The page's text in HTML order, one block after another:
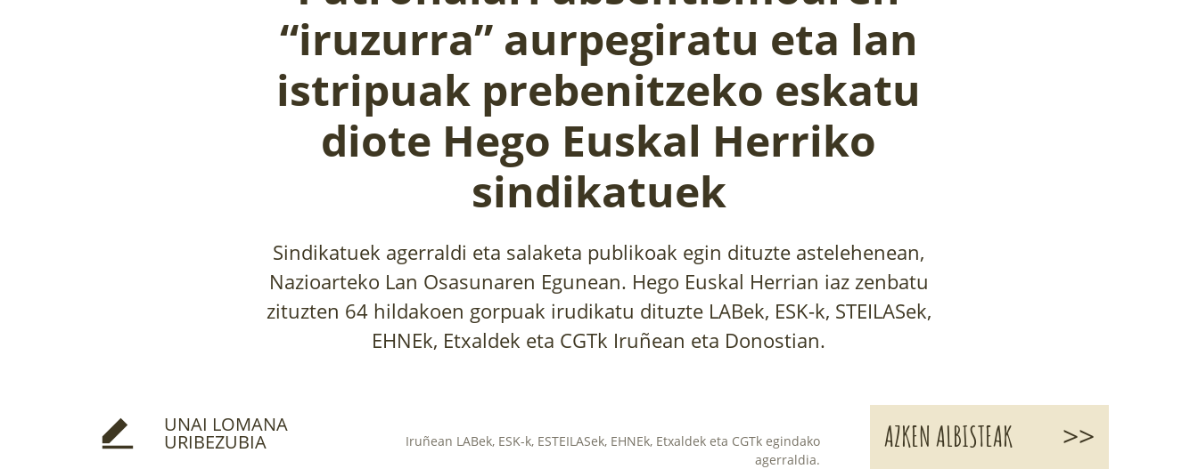
“iruzurra” aurpegiratu eta lan
istripuak prebenitzeko eskatu
diote Hego Euskal Herriko
sindikatuek
Sindikatuek agerraldi eta salaketa publikoak egin dituzte astelehenean,
Nazioarteko Lan Osasunaren Egunean. Hego Euskal Herrian iaz zenbatu
zituzten 64 hildakoen gorpuak irudikatu dituzte LABek, ESK-k, STEILASek,
EHNEk, Etxaldek eta CGTk Iruñean eta Donostian.
UNAI LOMANA
URIBEZUBIA
Iruñean LABek, ESK-k, ESTEILASek, EHNEk, Etxaldek eta CGTk egindako
agerraldia.
AZKEN ALBISTEAK >>